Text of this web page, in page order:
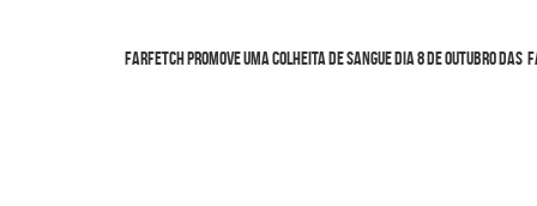
Farfetch promove uma colheita de sangue dia 8 de outubro das